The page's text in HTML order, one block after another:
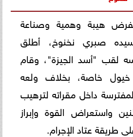
هيبة وهمية وصناعة
صبري نخنوخ، أطلق
"أسد الجيزة"، وقام
خاصة، بخلاف ولعه
داخل مقراته لترهيب
واستعراض القوة وإبراز
طريقة عتاد الإجرام.